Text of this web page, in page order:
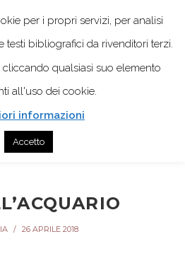
26 APRILE 2018
per i propri servizi, per analisi
testi bibliografici da rivenditori terzi.
qualsiasi suo elemento
all'uso dei cookie.
informazioni
Accetto